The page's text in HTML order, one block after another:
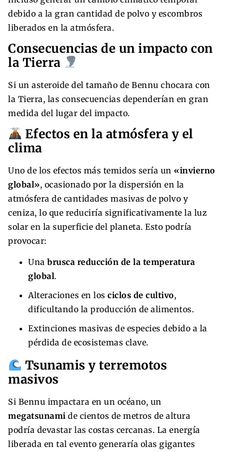
debido a la gran cantidad de polvo y escombros
liberados en la atmósfera.
Consecuencias de un impacto con
la Tierra
Si un asteroide del tamaño de Bennu chocara con
la Tierra, las consecuencias dependerían en gran
medida del lugar del impacto.
Efectos en la atmósfera y el
clima
Uno de los efectos más temidos sería un «invierno
global», ocasionado por la dispersión en la
atmósfera de cantidades masivas de polvo y
ceniza, lo que reduciría significativamente la luz
solar en la superficie del planeta. Esto podría
provocar:
Una brusca reducción de la temperatura
global.
Alteraciones en los ciclos de cultivo,
dificultando la producción de alimentos.
Extinciones masivas de especies debido a la
pérdida de ecosistemas clave.
Tsunamis y terremotos
masivos
Si Bennu impactara en un océano, un
megatsunami de cientos de metros de altura
podría devastar las costas cercanas. La energía
liberada en tal evento generaría olas gigantes